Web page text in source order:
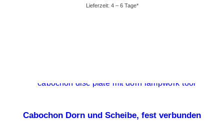
Lieferzeit: 4 – 6 Tage*
Dieses Produkt weist mehrere Varianten auf. Die Optionen können auf der Produktseite gewählt werden
Cabochon Dorn und Scheibe, fest verbunden